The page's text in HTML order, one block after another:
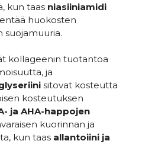
kun taas niasiiniamidi
huokosten
suojamuuria.
kollageenin tuotantoa
ja
sitovat kosteutta
kosteutuksen
ja AHA-happojen
kuorinnan ja
kun taas allantoiini ja